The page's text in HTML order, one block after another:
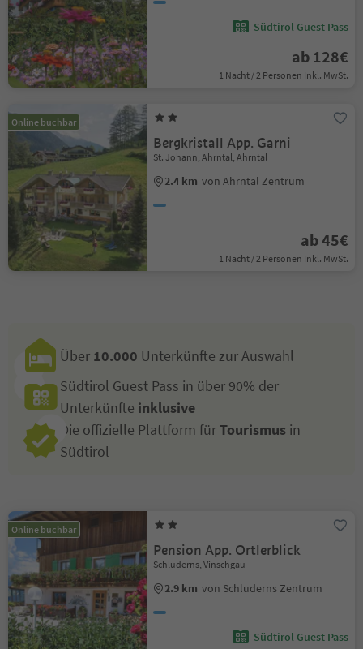
Südtirol Guest Pass
ab 128€
1 Nacht / 2 Personen Inkl. MwSt.
Online buchbar
Bergkristall App. Garni
St. Johann, Ahrntal, Ahrntal
2.4 km von Ahrntal Zentrum
ab 45€
1 Nacht / 2 Personen Inkl. MwSt.
Über 10.000 Unterkünfte zur Auswahl
Südtirol Guest Pass in über 90% der
Unterkünfte inklusive
Die offizielle Plattform fürTourismus in
Südtirol
Online buchbar
Pension App. Ortlerblick
Schluderns, Vinschgau
2.9 km von Schluderns Zentrum
Südtirol Guest Pass